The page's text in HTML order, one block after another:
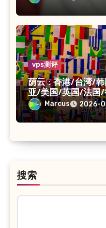
vps测评
荫云 : 香港/台湾/
亚/美国/英国/法国/
VPS/原生IP /住宅
Marcus 2026-
搜索